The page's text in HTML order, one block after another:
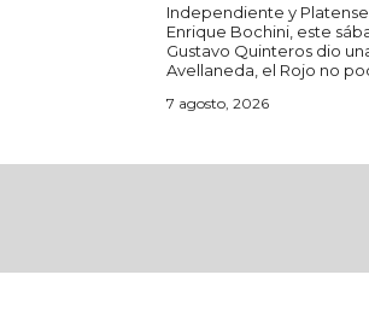
Independiente y
Enrique Bochini, este
Gustavo Quinteros dio una lista de 24
Avellaneda, el Rojo no
7 agosto, 2026